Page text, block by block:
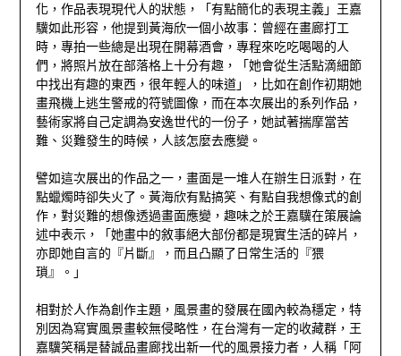
化，作品表現現代人的狀態，「有點簡化的表現主義」王嘉
驥如此形容，他提到黃海欣一個小故事：曾經在畫廊打工
時，專拍一些總是出現在開幕酒會，專程來吃吃喝喝的人
們，將照片放在部落格上十分有趣，「她會從生活點滴細節
中找出有趣的東西，很年輕人的味道」，比如在創作初期她
畫飛機上逃生警戒的符號圖像，而在本次展出的系列作品，
藝術家將自己定調為安逸世代的一份子，她試著揣摩當苦
難、災難發生的時候，人該怎麼去應變。
譬如這次展出的作品之一，畫面是一堆人在辦生日派對，在
點蠟燭時卻失火了。黃海欣有點搞笑、有點自我想像式的創
作，對災難的想像透過畫面應變，趣味之於王嘉驥在策展論
述中表示，「她畫中的敘事絕大部份都是現實生活的碎片，
亦即她自言的『片斷』，而且凸顯了日常生活的『猥
瑣』。」
相對於人作為創作主題，風景畫的發展在國內較為穩定，特
別因為寫實風景畫較無侵略性，在台灣有一定的收藏群，王
嘉驥笑稱是替誠品畫廊找出新一代的風景接力者，人稱「阿